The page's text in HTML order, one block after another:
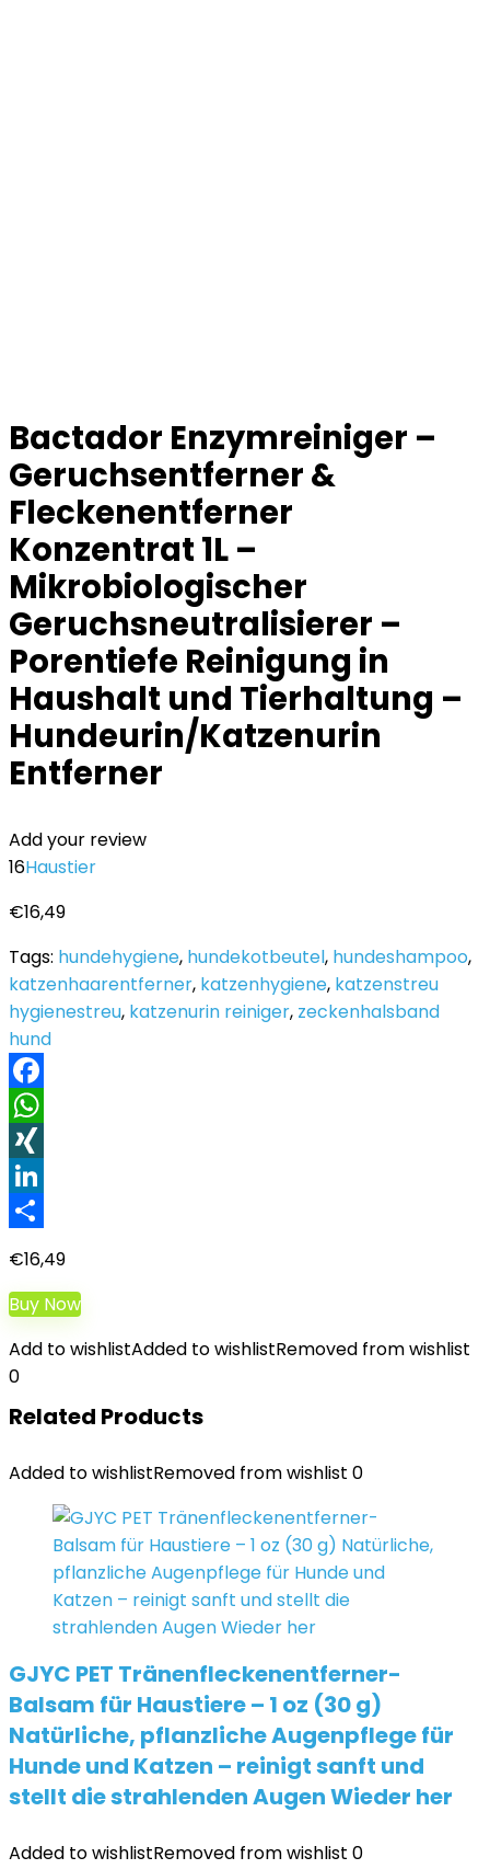
Bactador Enzymreiniger –
Geruchsentferner &
Fleckenentferner
Konzentrat 1L –
Mikrobiologischer
Geruchsneutralisierer –
Porentiefe Reinigung in
Haushalt und Tierhaltung –
Hundeurin/Katzenurin
Entferner
Add your review
16Haustier
€16,49
Tags: hundehygiene, hundekotbeutel, hundeshampoo,
katzenhaarentferner, katzenhygiene, katzenstreu
hygienestreu, katzenurin reiniger, zeckenhalsband
hund
Facebook
WhatsApp
XING
LinkedIn
€16,49
Buy Now
Add to wishlistAdded to wishlistRemoved from wishlist
0
Related Products
Added to wishlistRemoved from wishlist 0
GJYC PET Tränenfleckenentferner-
Balsam für Haustiere – 1 oz (30 g)
Natürliche, pflanzliche Augenpflege für
Hunde und Katzen – reinigt sanft und
stellt die strahlenden Augen Wieder her
Added to wishlistRemoved from wishlist 0